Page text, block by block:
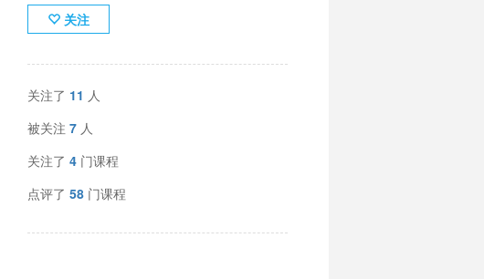
关注
关注了 11 人
被关注7 人
关注了4 门课程
点评了58 门课程